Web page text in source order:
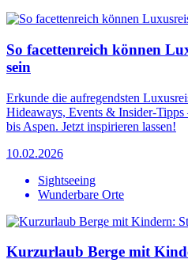
So facettenreich können
sein
Erkunde die aufregendsten
Hideaways, Events & Insider-
bis Aspen. Jetzt inspirieren lassen!
10.02.2026
Sightseeing
Wunderbare Orte
Kurzurlaub Berge mit